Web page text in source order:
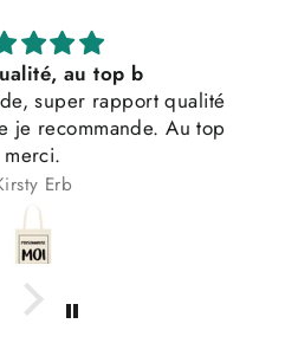
au top b
super rapport qualité
je recommande. Au top
merci.
Erb